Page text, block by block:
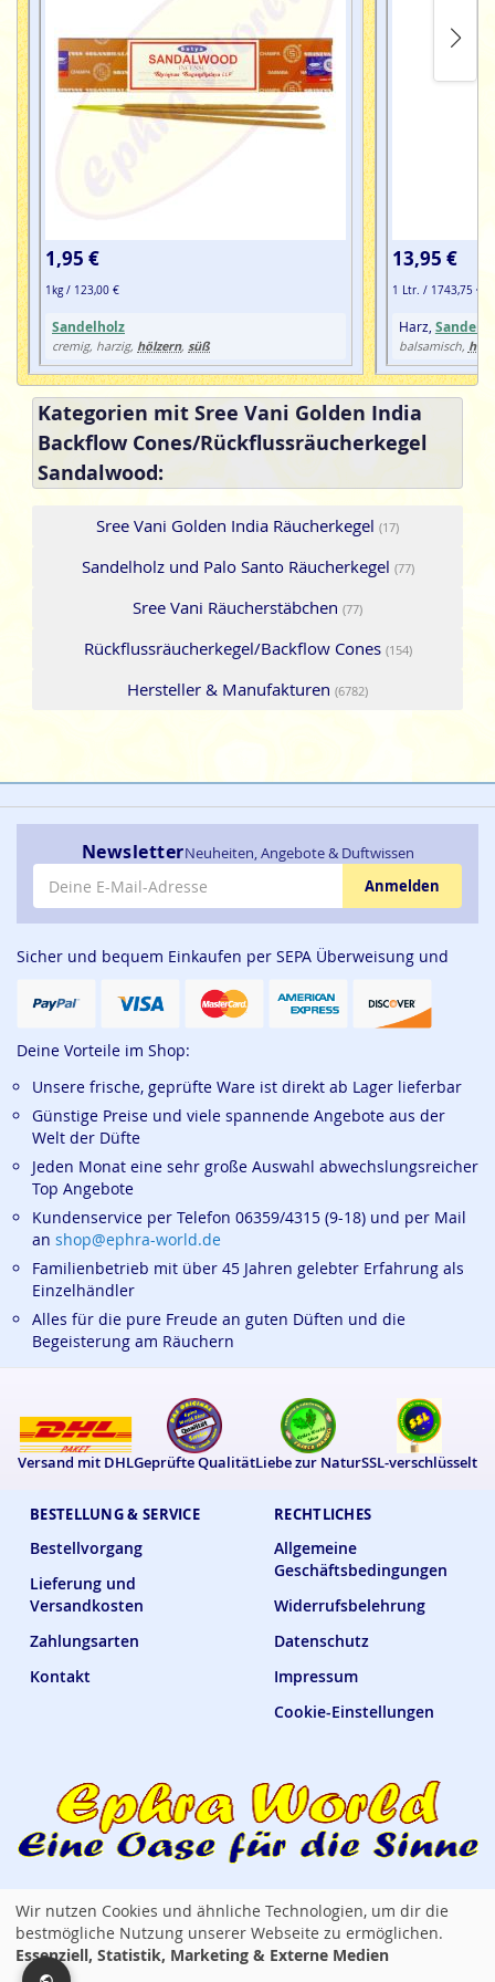
Und noch etwas.
Am Räuchergefäß muss die
Durchflussöffnung nach 3-4 maligem Gebrauch gereinigt
werden, sonst funktioniert es nicht mehr richtig!
1,95 €
1kg / 123,00 €
Sandelholz
cremig, harzig, hölzern, süß
13,95 €
1 Ltr. / 1743,75 €
Harz,
balsamisch,
Kategorien mit Sree Vani Golden India
Backflow Cones/Rückflussräucherkegel
Sandalwood:
Sree Vani Golden India Räucherkegel (17)
Sandelholz und Palo Santo Räucherkegel (77)
Sree Vani Räucherstäbchen (77)
Rückflussräucherkegel/Backflow Cones (154)
Hersteller & Manufakturen (6782)
BESTELLUNG & SERVICE
Bestellvorgang
Lieferung und
Versandkosten
Zahlungsarten
Kontakt
RECHTLICHES
Allgemeine
Geschäftsbedingungen
Widerrufsbelehrung
Datenschutz
Impressum
Cookie-Einstellungen
NewsletterNeuheiten, Angebote & Duftwissen
E-Mail-Adresse
Anmelden
Sicher und bequem Einkaufen per SEPA Überweisung und
Deine Vorteile im Shop:
Unsere frische, geprüfte Ware ist direkt ab Lager lieferbar
Günstige Preise und viele spannende Angebote aus der
Welt der Düfte
Jeden Monat eine sehr große Auswahl abwechslungsreicher
Top Angebote
Kundenservice per Telefon 06359/4315 (9-18) und per Mail
an shop@ephra-world.de
Familienbetrieb mit über 45 Jahren gelebter Erfahrung als
Einzelhändler
Alles für die pure Freude an guten Düften und die
Begeisterung am Räuchern
Versand mit DHLGeprüfte QualitätLiebe zur NaturSSL-verschlüsselt
Ephra World Shop —verbindet · versorgt · verwöhnt
Copyright © 2014 - 2026 Ephra World. Alle Rechte vorbehalten. / All rights
Wir nutzen Cookies und ähnliche Technologien, um dir die
bestmögliche Nutzung unserer Webseite zu ermöglichen.
Essenziell, Statistik, Marketing & Externe Medien